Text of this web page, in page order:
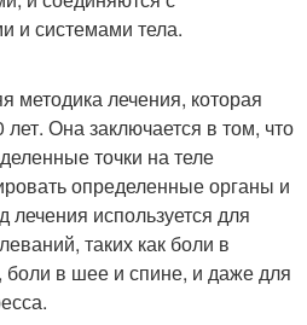
и системами тела.
методика лечения, которая
лет. Она заключается в том, что
точки на теле
определенные органы и
лечения используется для
таких как боли в
боли в шее и спине, и даже для